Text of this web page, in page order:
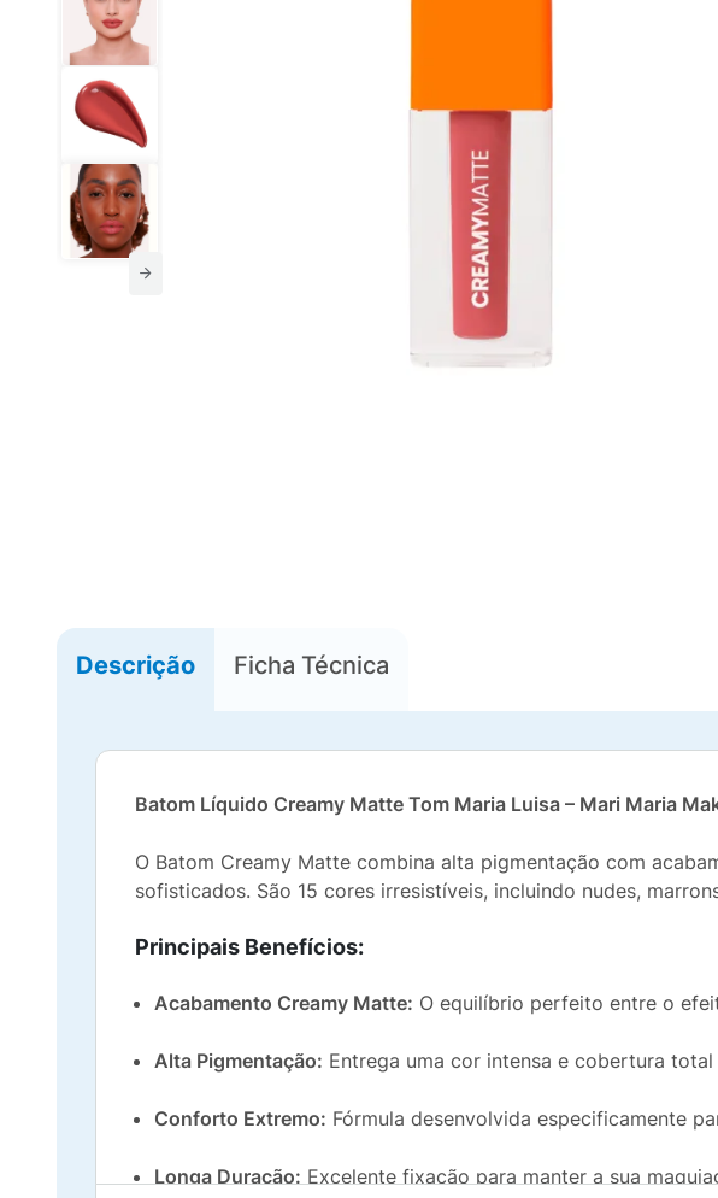
Descrição Ficha Técnica
Batom Líquido Creamy Matte Tom Maria Luisa – Mari Maria
O Batom Creamy Matte combina alta pigmentação com
sofisticados. São 15 cores irresistíveis, incluindo nudes,
Principais Benefícios:
Acabamento Creamy Matte: O equilíbrio perfeito entre o
Alta Pigmentação: Entrega uma cor intensa e cobertura
Conforto Extremo: Fórmula desenvolvida especificamente
Longa Duração: Excelente fixação para manter a sua